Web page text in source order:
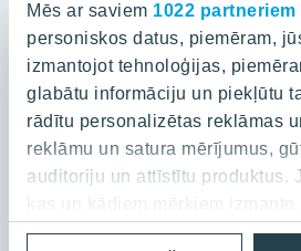
Mēs ar saviem 1022 partneriem
personiskos datus, piemēram,
izmantojot tehnoloģijas,
glabātu informāciju un piekļūtu
rādītu personalizētas reklāmas
reklāmu un satura mērījumus,
auditoriju un attīstītu produktus.
Rekvīziti
Projekti
Silvas nami
Grafīts
Par YIT
Par YIT
Privātuma politika